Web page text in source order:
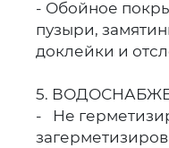
- Обойное
пузыри,
доклейки и
5.
- Не